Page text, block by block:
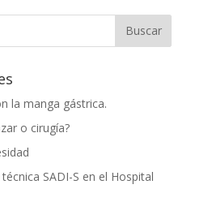
la manga gástrica.
o cirugía?
SADI-S en el Hospital